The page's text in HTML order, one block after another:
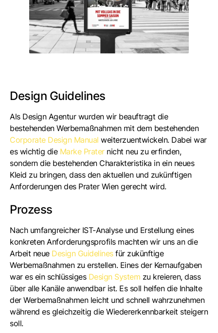
Design Guidelines
Als Design Agentur wurden wir beauftragt die
bestehenden Werbemaßnahmen mit dem bestehenden
Corporate Design Manual weiterzuentwickeln. Dabei war
es wichtig die Marke Praternicht neu zu erfinden,
sondern die bestehenden Charakteristika in ein neues
Kleid zu bringen, dass den aktuellen und zukünftigen
Anforderungen des Prater Wien gerecht wird.
Prozess
Nach umfangreicher IST-Analyse und Erstellung eines
konkreten Anforderungsprofils machten wir uns an die
Arbeit neue Design Guidelinesfür zukünftige
Werbemaßnahmen zu erstellen. Eines der Kernaufgaben
war es ein schlüssiges Design System zu kreieren, dass
über alle Kanäle anwendbar ist. Es soll helfen die Inhalte
der Werbemaßnahmen leicht und schnell wahrzunehmen
während es gleichzeitig die Wiedererkennbarkeit steigern
soll.